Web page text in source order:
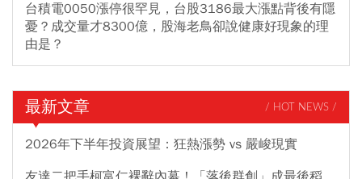
台積電0050漲停很罕見，台股3186最大漲點背後有隱
憂？成交量才8300億，股海老鳥卻說健康好現象的理
由是？
最新文章 / HOT NEWS /
2026年下半年投資展望：狂熱漲勢 vs 嚴峻現實